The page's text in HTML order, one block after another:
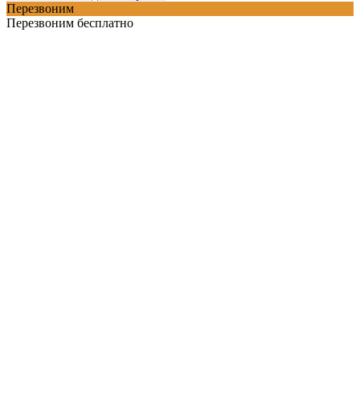
Перезвоним
Перезвоним бесплатно